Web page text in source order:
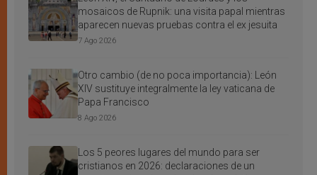
mosaicos de Rupnik: una visita papal mientras
aparecen nuevas pruebas contra el ex jesuita
7 Ago 2026
Otro cambio (de no poca importancia): León
XIV sustituye integralmente la ley vaticana de
Papa Francisco
8 Ago 2026
Los 5 peores lugares del mundo para ser
cristianos en 2026: declaraciones de un